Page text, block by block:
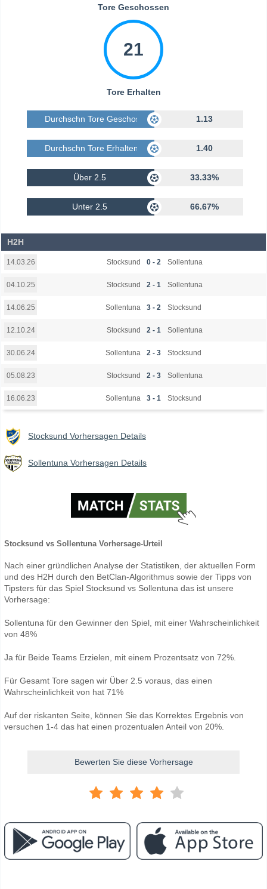
Tore Geschossen
21
Tore Erhalten
Durchschn Tore Geschossen 1.13
Durchschn Tore Erhalten 1.40
Über 2.5 33.33%
Unter 2.5 66.67%
H2H
14.03.26 Stocksund 0 - 2 Sollentuna
04.10.25 Stocksund 2 - 1 Sollentuna
14.06.25 Sollentuna 3 - 2 Stocksund
12.10.24 Stocksund 2 - 1 Sollentuna
30.06.24 Sollentuna 2 - 3 Stocksund
05.08.23 Stocksund 2 - 3 Sollentuna
16.06.23 Sollentuna 3 - 1 Stocksund
Stocksund Vorhersagen Details
Sollentuna Vorhersagen Details
Stocksund vs Sollentuna Vorhersage-Urteil
Nach einer gründlichen Analyse der Statistiken, der aktuellen Form
und des H2H durch den BetClan-Algorithmus sowie der Tipps von
Tipsters für das Spiel Stocksund vs Sollentuna das ist unsere
Vorhersage:
Sollentuna für den Gewinner den Spiel, mit einer Wahrscheinlichkeit
von 48%
Ja für Beide Teams Erzielen, mit einem Prozentsatz von 72%.
Für Gesamt Tore sagen wir Über 2.5 voraus, das einen
Wahrscheinlichkeit von hat 71%
Auf der riskanten Seite, können Sie das Korrektes Ergebnis von
versuchen 1-4 das hat einen prozentualen Anteil von 20%.
Bewerten Sie diese Vorhersage